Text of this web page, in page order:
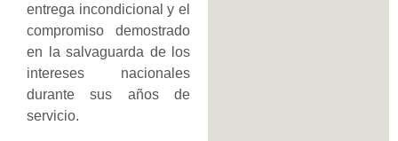
entrega incondicional y el
compromiso demostrado
en la salvaguarda de los
intereses nacionales
durante sus años de
servicio.